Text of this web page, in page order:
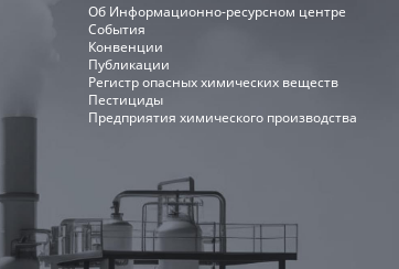
Об Информационно-ресурсном центре
События
Конвенции
Публикации
Регистр опасных химических веществ
Пестициды
Предприятия химического производства